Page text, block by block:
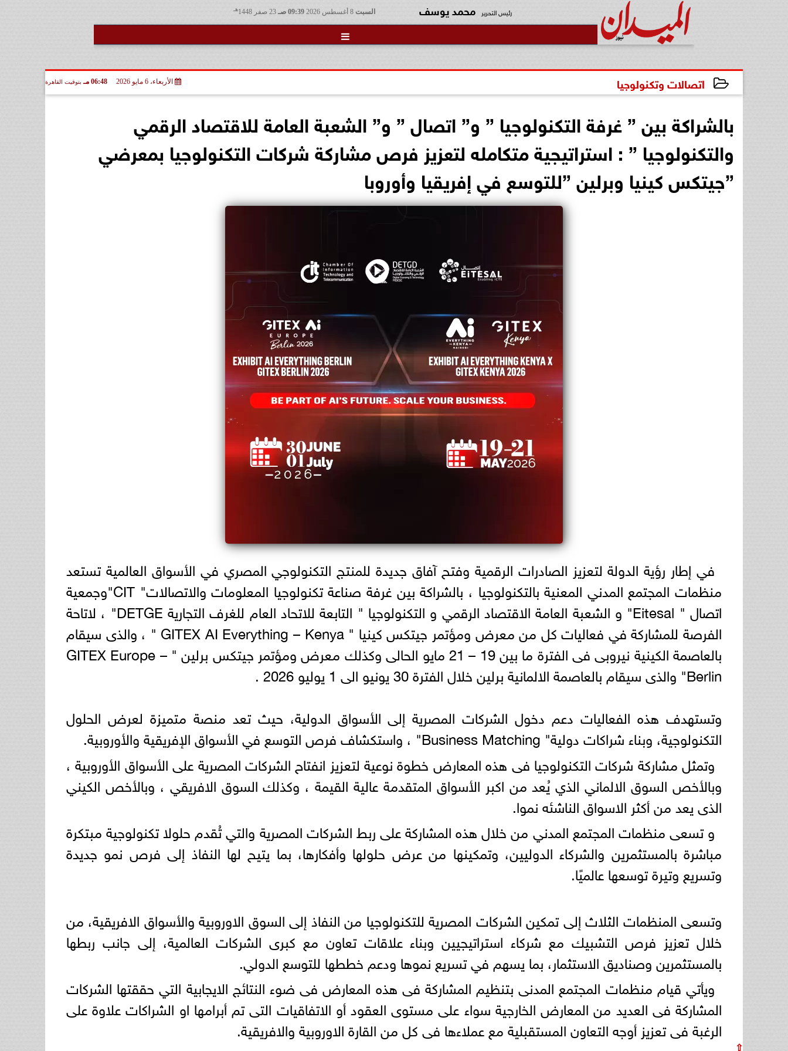
السبت 09:39 صـ هـ رئيس التحرير محمد يوسف

اتصالات وتكنولوجيا الأربعاء، 6 مايو 2026 06:48 مـ بتوقيت القاهرة
بالشراكة بين ” غرفة التكنولوجيا ” و” اتصال ” و” الشعبة العامة للاقتصاد الرقمي
والتكنولوجيا ” : استراتيجية متكامله لتعزيز فرص مشاركة شركات التكنولوجيا بمعرضي
”جيتكس كينيا وبرلين ”للتوسع في إفريقيا وأوروبا
في إطار رؤية الدولة لتعزيز الصادرات الرقمية وفتح آفاق جديدة للمنتج التكنولوجي المصري في الأسواق العالمية تستعد
منظمات المجتمع المدني المعنية بالتكنولوجيا ، بالشراكة بين غرفة صناعة تكنولوجيا المعلومات والاتصالات" CIT"وجمعية
اتصال " Eitesal" و الشعبة العامة الاقتصاد الرقمي و التكنولوجيا " التابعة للاتحاد العام للغرف التجارية DETGE" ، لاتاحة
الفرصة للمشاركة في فعاليات كل من معرض ومؤتمر جيتكس كينيا " GITEX AI Everything – Kenya " ، والذى سيقام
بالعاصمة الكينية نيروبى فى الفترة ما بين 19 – 21 مايو الحالى وكذلك معرض ومؤتمر جيتكس برلين " GITEX Europe –
Berlin" والذى سيقام بالعاصمة الالمانية برلين خلال الفترة 30 يونيو الى 1 يوليو 2026 .
وتستهدف هذه الفعاليات دعم دخول الشركات المصرية إلى الأسواق الدولية، حيث تعد منصة متميزة لعرض الحلول
التكنولوجية، وبناء شراكات دولية" Business Matching" ، واستكشاف فرص التوسع في الأسواق الإفريقية والأوروبية.
وتمثل مشاركة شركات التكنولوجيا فى هذه المعارض خطوة نوعية لتعزيز انفتاح الشركات المصرية على الأسواق الأوروبية ،
وبالأخص السوق الالماني الذي يُعد من اكبر الأسواق المتقدمة عالية القيمة ، وكذلك السوق الافريقي ، وبالأخص الكيني
الذى يعد من أكثر الاسواق الناشئه نموا.
و تسعى منظمات المجتمع المدني من خلال هذه المشاركة على ربط الشركات المصرية والتي تُقدم حلولا تكنولوجية مبتكرة
مباشرة بالمستثمرين والشركاء الدوليين، وتمكينها من عرض حلولها وأفكارها، بما يتيح لها النفاذ إلى فرص نمو جديدة
وتسريع وتيرة توسعها عالميًا.
وتسعى المنظمات الثلاث إلى تمكين الشركات المصرية للتكنولوجيا من النفاذ إلى السوق الاوروبية والأسواق الافريقية، من
خلال تعزيز فرص التشبيك مع شركاء استراتيجيين وبناء علاقات تعاون مع كبرى الشركات العالمية، إلى جانب ربطها
بالمستثمرين وصناديق الاستثمار، بما يسهم في تسريع نموها ودعم خططها للتوسع الدولي.
ويأتي قيام منظمات المجتمع المدنى بتنظيم المشاركة فى هذه المعارض فى ضوء النتائج الايجابية التي حققتها الشركات
المشاركة فى العديد من المعارض الخارجية سواء على مستوى العقود أو الاتفاقيات التى تم أبرامها او الشراكات علاوة على
الرغبة فى تعزيز أوجه التعاون المستقبلية مع عملاءها فى كل من القارة الاوروبية والافريقية.
⇧